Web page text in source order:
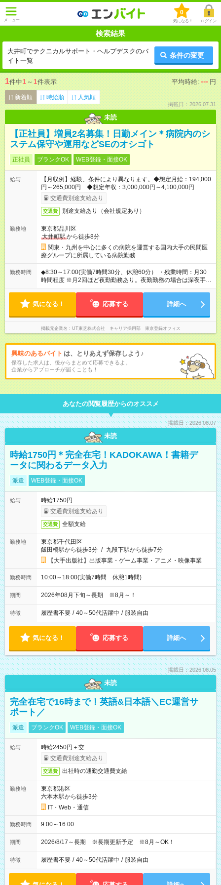
メニュー
0
気になる！ ログイン
検索結果
大井町でテクニカルサポート・ヘルプデスクのバ
イト一覧
条件の変更
1件中1 ～ 1件表示 平均時給: --- 円
新着順 時給順 人気順
掲載日：2026.07.31
未読
【正社員】増員2名募集！日勤メイン＊病院内のシ
ステム保守や運用などSEのオシゴト
正社員 ブランクOK WEB登録・面接OK
給与
【月収例】経験、条件により異なります。◆想定月給：194,000
円～265,000円 ◆想定年収：3,000,000円～4,100,000円
交通費別途支給あり
交通費 別途支給あり（会社規定あり）
勤務地
東京都品川区
大井町駅から徒歩8分
関東・九州を中心に多くの病院を運営する国内大手の民間医
療グループに所属している病院勤務
勤務時間
◆8:30～17:00(実働7時間30分、休憩60分） ・残業時間：月30
時間程度 ※月2回ほど夜勤勤務あり。夜勤勤務の場合は深夜手当
あり。 ・夜勤（２回／月）16:30～9:00勤務となります。
気になる！ 応募する 詳細へ
掲載元企業名 UT東芝株式会社 キャリア採用部 東京登録オフィス
興味のあるバイト は、とりあえず保存しよう♪
保存した求人は、後からまとめて応募できるよ。
企業からアプローチが届くことも！
あなたの閲覧履歴からのオススメ
掲載日：2026.08.07
未読
時給1750円＊完全在宅！KADOKAWA！書籍デ
ータに関わるデータ入力
派遣 WEB登録・面接OK
給与
時給1750円
交通費別途支給あり
交通費 全額支給
勤務地
東京都千代田区
飯田橋駅から徒歩3分 / 九段下駅から徒歩7分
【大手出版社】出版事業・ゲーム事業・アニメ・映像事業
勤務時間 10:00～18:00(実働7時間 休憩1時間)
期間 2026年08月下旬～長期 ※8月～！
特徴 履歴書不要 / 40～50代活躍中 / 服装自由
気になる！ 応募する 詳細へ
掲載日：2026.08.05
未読
完全在宅で16時まで！英語&日本語＼EC運営サ
ポート／
派遣 ブランクOK WEB登録・面接OK
給与
時給2450円＋交
交通費別途支給あり
交通費 出社時の通勤交通費支給
勤務地
東京都港区
六本木駅から徒歩3分
IT・Web・通信
勤務時間 9:00～16:00
期間 2026/8/17～長期 ※長期更新予定 ※8月～OK！
特徴 履歴書不要 / 40～50代活躍中 / 服装自由